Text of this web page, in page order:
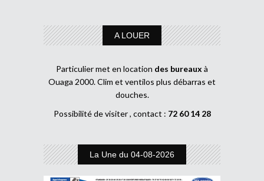
A LOUER
Particulier met en location des bureaux à
Ouaga 2000. Clim et ventilos plus débarras et
douches.
Possibilité de visiter , contact : 72 60 14 28
La Une du 04-08-2026